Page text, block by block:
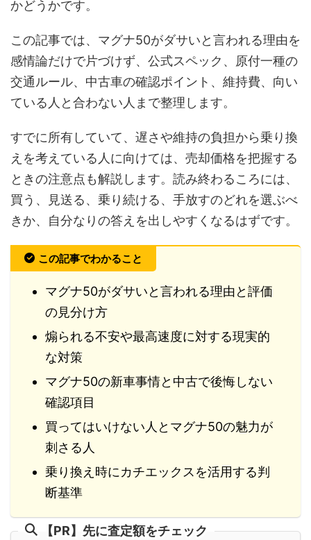
かどうかです。
この記事では、マグナ50がダサいと言われる理由を
感情論だけで片づけず、公式スペック、原付一種の
交通ルール、中古車の確認ポイント、維持費、向い
ている人と合わない人まで整理します。
すでに所有していて、遅さや維持の負担から乗り換
えを考えている人に向けては、売却価格を把握する
ときの注意点も解説します。読み終わるころには、
買う、見送る、乗り続ける、手放すのどれを選ぶべ
きか、自分なりの答えを出しやすくなるはずです。
この記事でわかること
マグナ50がダサいと言われる理由と評価
の見分け方
煽られる不安や最高速度に対する現実的
な対策
マグナ50の新車事情と中古で後悔しない
確認項目
買ってはいけない人とマグナ50の魅力が
刺さる人
乗り換え時にカチエックスを活用する判
断基準
【PR】先に査定額をチェック